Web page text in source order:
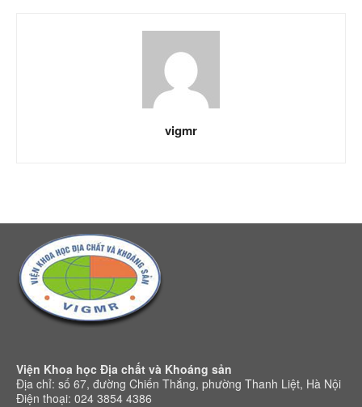
vigmr
Viện Khoa học Địa chất và Khoáng sản
Địa chỉ: số 67, đường Chiến Thắng, phường Thanh Liệt, Hà Nội
Điện thoại: 024 3854 4386